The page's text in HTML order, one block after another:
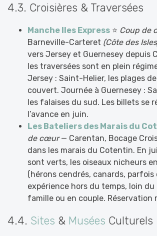
4.3. Croisières & Traversées
Manche Iles Express ⭐ Coup de
Barneville-Carteret (Côte des
vers Jersey et Guernesey depuis
les traversées sont en plein
Jersey : Saint-Helier, les plages
couvert. Journée à Guernesey :
les falaises du sud. Les billets se
l’avance en juin.
Les Bateliers des Marais du
de cœur— Carentan, Bocage
dans les marais du Cotentin. En
sont verts, les oiseaux nicheurs
(hérons cendrés, canards, parfois
expérience hors du temps, loin du
famille ou en couple. Réservation
4.4. Sites & Musées Culturels